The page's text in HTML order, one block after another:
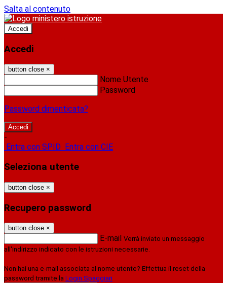
Salta al contenuto
Accedi
Accedi
button close ×
Nome Utente
Password
Password dimenticata?
-
Entra con SPID Entra con CIE
Seleziona utente
button close ×
Recupero password
button close ×
E-mail Verrà inviato un messaggio
all'indirizzo indicato con le istruzioni necessarie.
Non hai una e-mail associata al nome utente? Effettua il reset della
password tramite la Login Spaggiari